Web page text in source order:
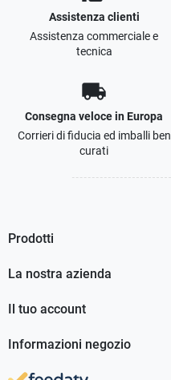
Assistenza clienti
Assistenza commerciale e
tecnica
local_shipping
Consegna veloce in Europa
Corrieri di fiducia ed imballi ben
curati
Prodotti
La nostra azienda
Il tuo account
Informazioni negozio